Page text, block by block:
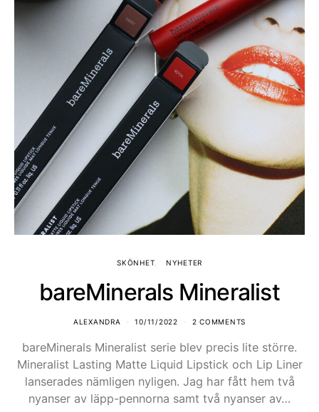
SKÖNHET NYHETER
bareMinerals Mineralist
ALEXANDRA 10/11/2022 2 COMMENTS
bareMinerals Mineralist serie blev precis lite större.
Mineralist Lasting Matte Liquid Lipstick och Lip Liner
lanserades nämligen nyligen. Jag har fått hem två
nyanser av läpp-pennorna samt två nyanser av…